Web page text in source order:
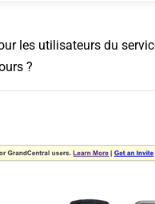
les utilisateurs du
?